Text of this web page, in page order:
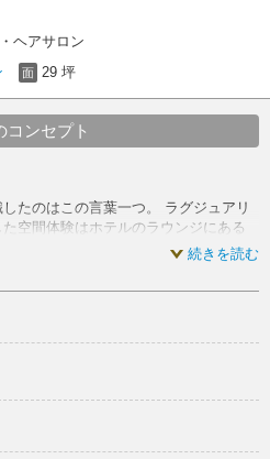
ヘアサロン
面 29 坪
コンセプト
たのはこの言葉一つ。 ラグジュアリ
空間体験はホテルのラウンジにある
に見せる平面計画にしました。
にデザインボリュームの重点を置き、
部には特注シャンデリアを製作しま
の揺らぎによりラウンジにいるかの
。
続きを読む